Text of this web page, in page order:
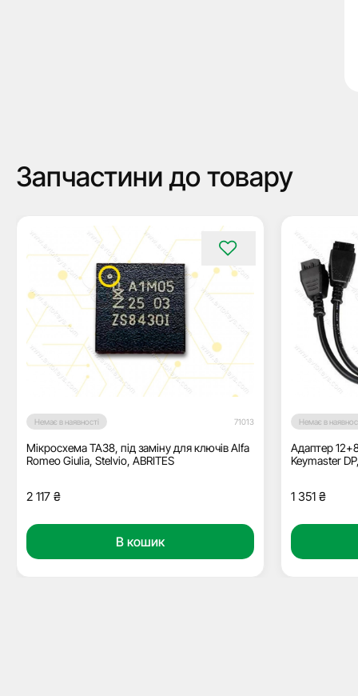
Запчастини до товару
Немає в наявності 71013
Мікросхема TA38, під заміну для ключів Alfa
Romeo Giulia, Stelvio, ABRITES
2 117 ₴
В кошик
Немає в
Адаптер
Keymaster
1 351 ₴